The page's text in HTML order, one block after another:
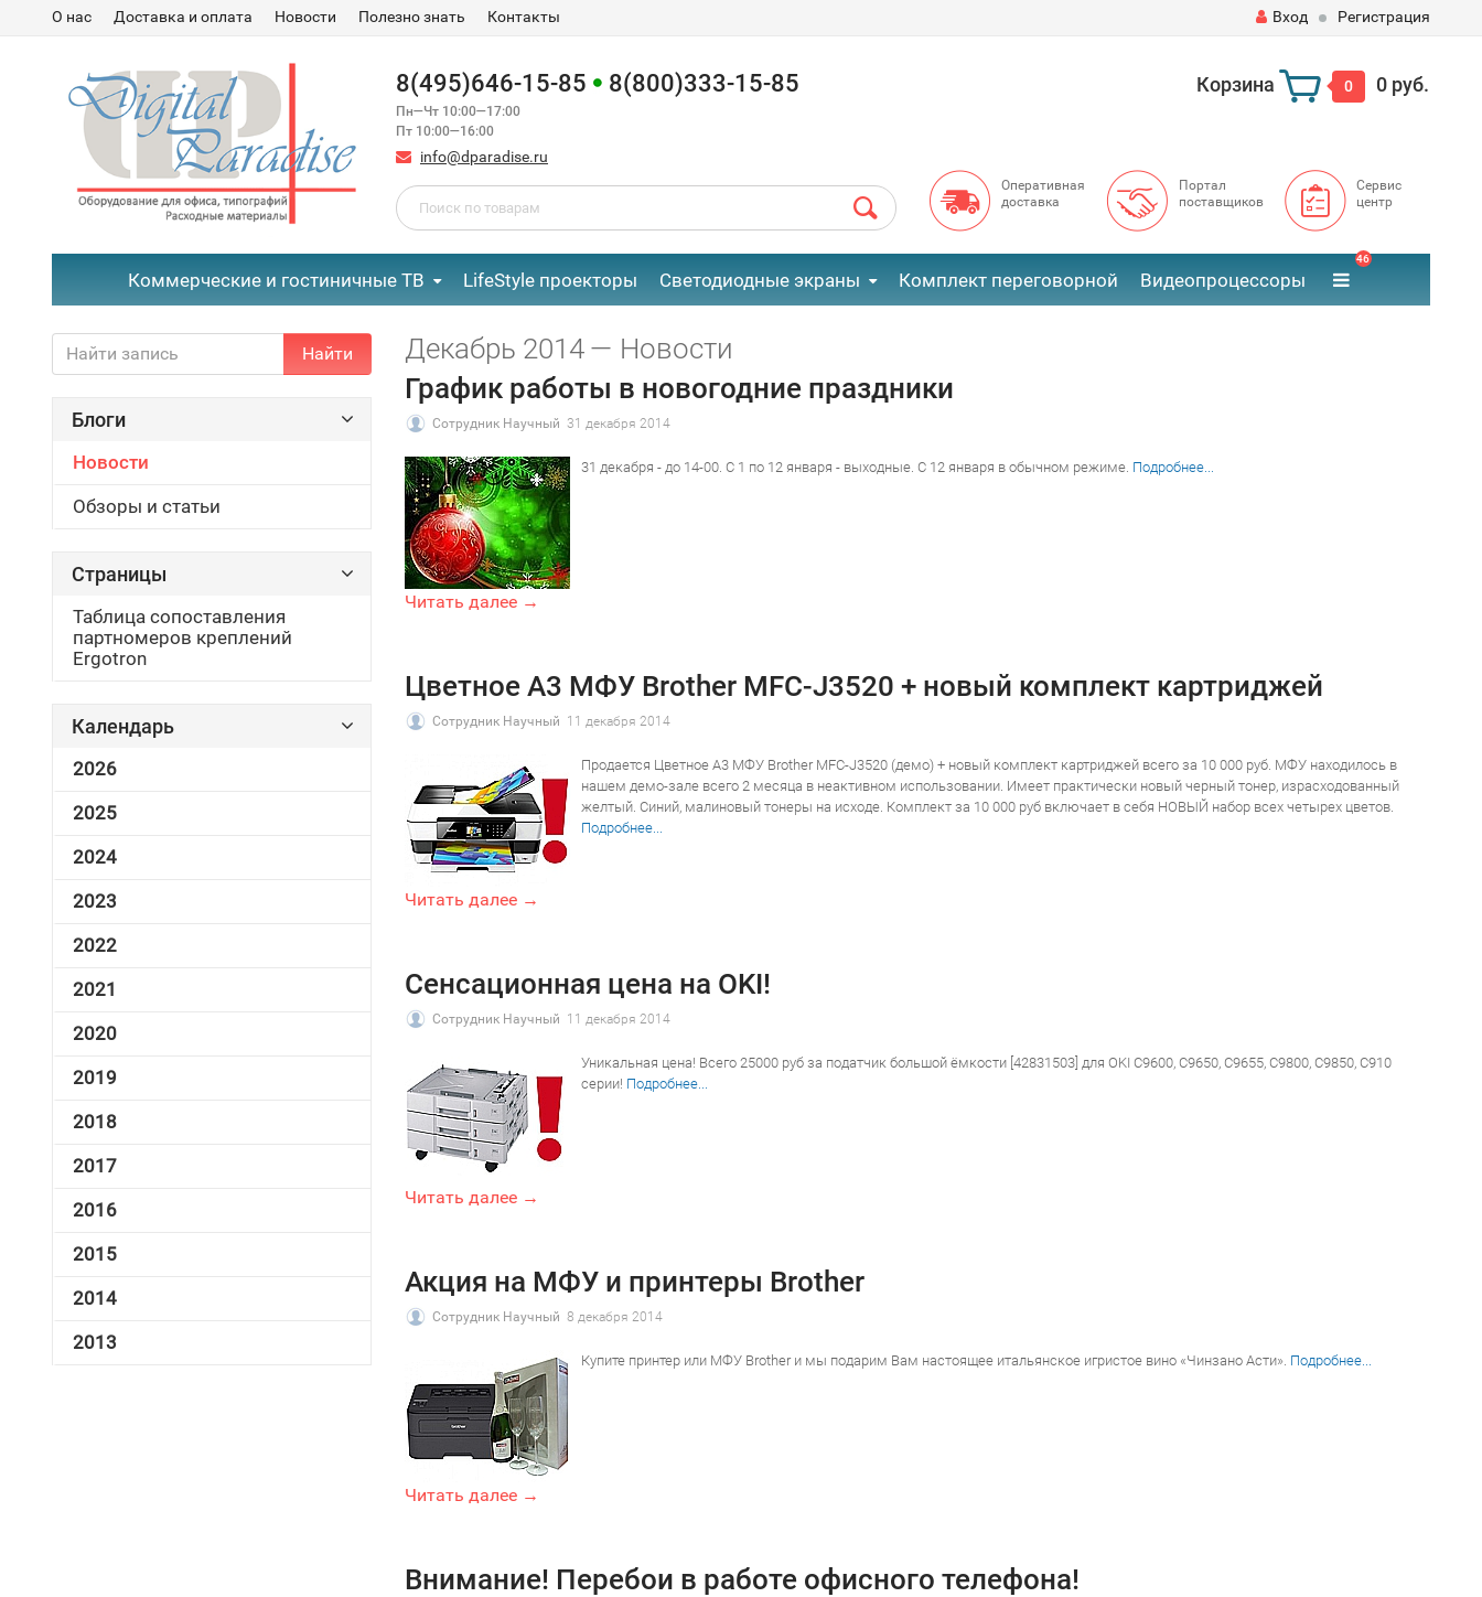
О нас Доставка и оплата Новости Полезно знать Контакты Вход Регистрация
8(495)646-15-85 8(800)333-15-85
Пн—Чт 10:00—17:00
Пт 10:00—16:00
info@dparadise.ru
Корзина 0 0 руб.
Оперативная
доставка
Портал
поставщиков
Сервис
центр
Коммерческие и гостиничные ТВ LifeStyle проекторы Светодиодные экраны Комплект переговорной Видеопроцессоры
46
Найти
Блоги
Новости
Обзоры и статьи
Страницы
Таблица сопоставления
партномеров креплений
Ergotron
Календарь
2026
2025
2024
2023
2022
2021
2020
2019
2018
2017
2016
2015
2014
2013
Декабрь 2014 — Новости
График работы в новогодние праздники
Сотрудник Научный 31 декабря 2014
31 декабря - до 14-00. С 1 по 12 января - выходные. С 12 января в обычном режиме. Подробнее...
Читать далее →
Цветное А3 МФУ Brother MFC-J3520 + новый комплект картриджей
Сотрудник Научный 11 декабря 2014
Продается Цветное А3 МФУ Brother MFC-J3520 (демо) + новый комплект картриджей всего за 10 000 руб. МФУ находилось в
нашем демо-зале всего 2 месяца в неактивном использовании. Имеет практически новый черный тонер, израсходованный
желтый. Синий, малиновый тонеры на исходе. Комплект за 10 000 руб включает в себя НОВЫЙ набор всех четырех цветов.
Подробнее...
Читать далее →
Сенсационная цена на OKI!
Сотрудник Научный 11 декабря 2014
Уникальная цена! Всего 25000 руб за податчик большой ёмкости [42831503] для OKI C9600, C9650, C9655, C9800, C9850, C910
серии! Подробнее...
Читать далее →
Акция на МФУ и принтеры Brother
Сотрудник Научный 8 декабря 2014
Купите принтер или МФУ Brother и мы подарим Вам настоящее итальянское игристое вино «Чинзано Асти». Подробнее...
Читать далее →
Внимание! Перебои в работе офисного телефона!